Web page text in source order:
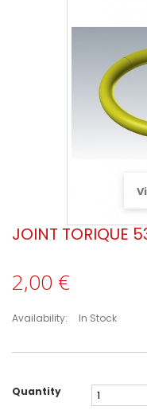
JOINT TORIQUE
2,00 €
Availability: In Stock
Quantity